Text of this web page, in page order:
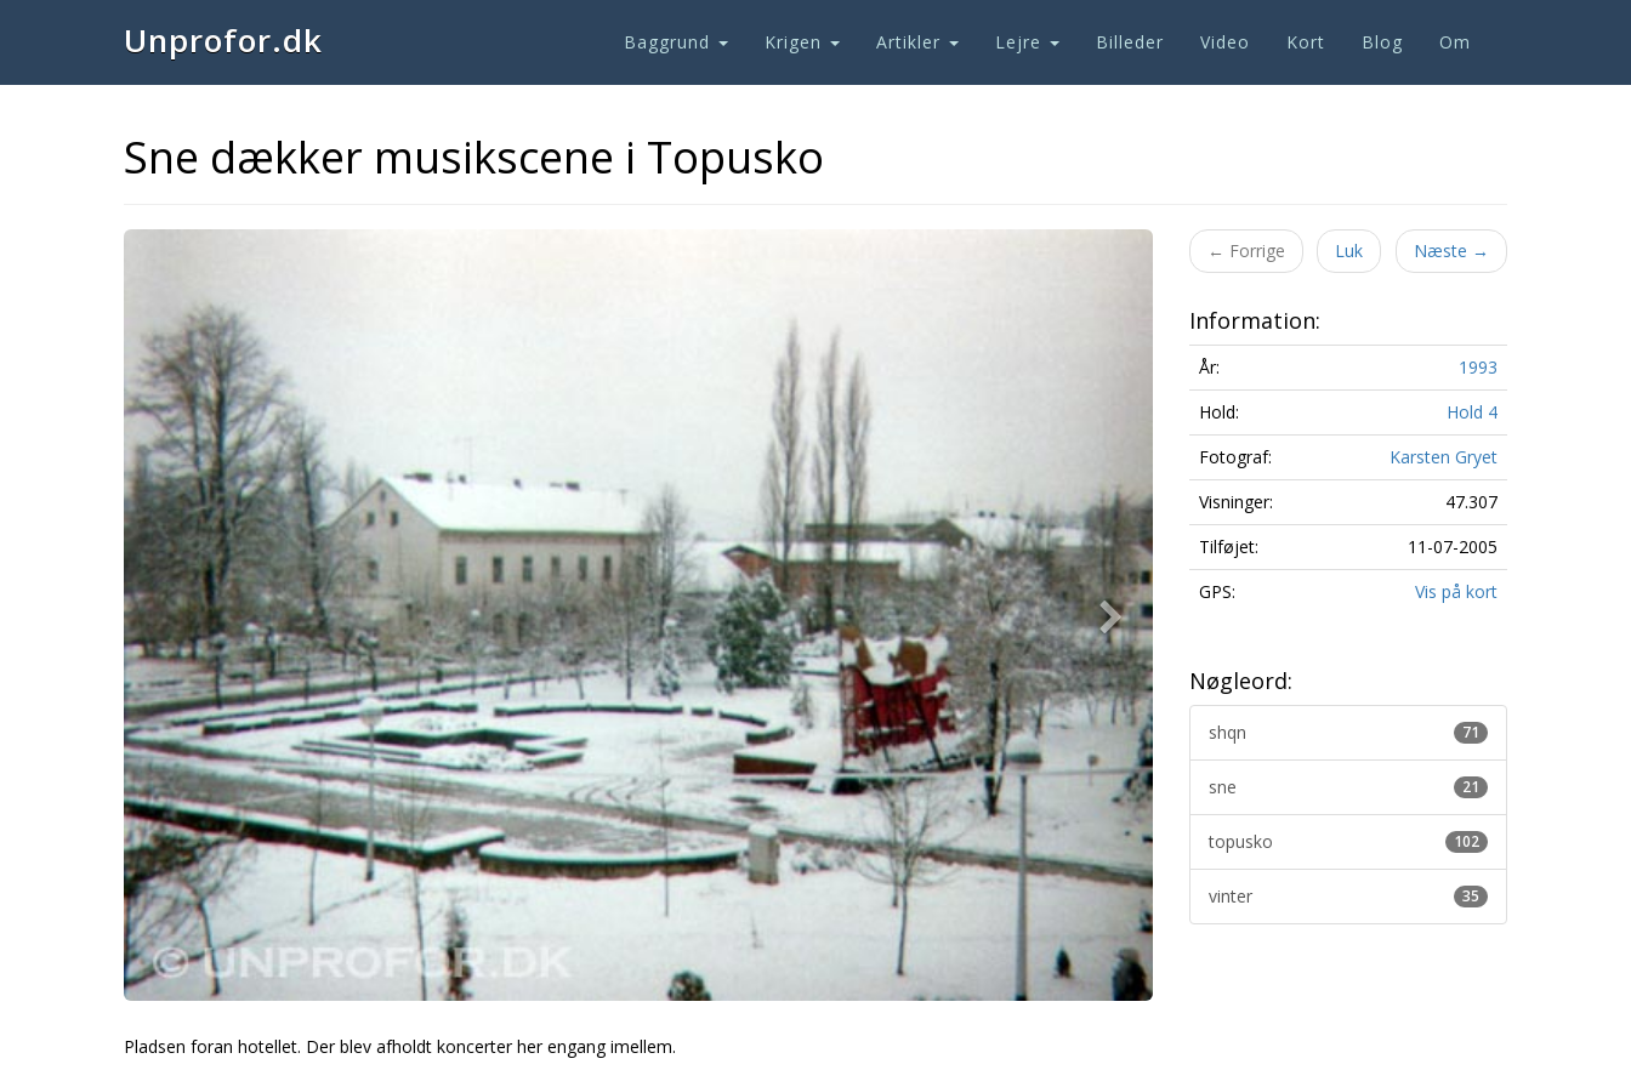
Unprofor.dk Baggrund Krigen Artikler Lejre Billeder Video Kort Blog Om
Sne dækker musikscene i Topusko
Pladsen foran hotellet. Der blev afholdt koncerter her engang imellem.
← Forrige Luk Næste →
Information:
År:
1993
Hold:
Hold 4
Fotograf:
Karsten Gryet
Visninger:
47.307
Tilføjet:
11-07-2005
GPS:
Vis på kort
Nøgleord:
71
shqn
21
sne
102
topusko
35
vinter